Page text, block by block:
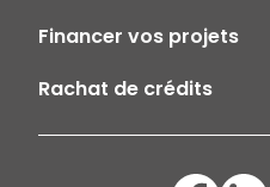
Financer vos projets
Rachat de crédits